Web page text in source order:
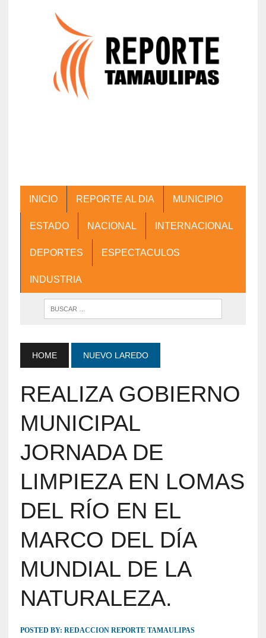
INICIO REPORTE AL DIA MUNICIPIO
ESTADO NACIONAL INTERNACIONAL
DEPORTES ESPECTACULOS
INDUSTRIA
HOME NUEVO LAREDO
REALIZA GOBIERNO
MUNICIPAL
JORNADA DE
LIMPIEZA EN LOMAS
DEL RÍO EN EL
MARCO DEL DÍA
MUNDIAL DE LA
NATURALEZA.
POSTED BY: REDACCION REPORTE TAMAULIPAS